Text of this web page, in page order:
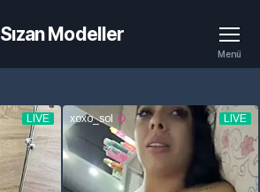
Sızan Modeller
Menü